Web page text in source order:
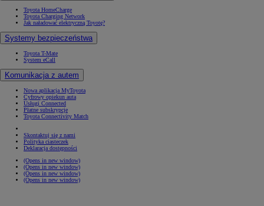
Toyota HomeCharge
Toyota Charging Network
Jak naładować elektryczną Toyotę?
Systemy bezpieczeństwa
Toyota T-Mate
System eCall
Komunikacja z autem
Nowa aplikacja MyToyota
Cyfrowy opiekun auta
Usługi Connected
Płatne subskrypcje
Toyota Connectivity Match
Skontaktuj się z nami
Polityka ciasteczek
Deklaracja dostępności
(Opens in new window)
(Opens in new window)
(Opens in new window)
(Opens in new window)